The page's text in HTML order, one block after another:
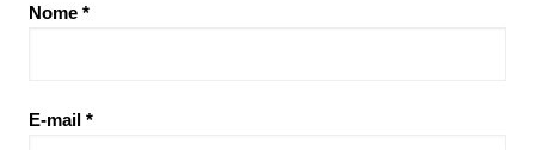
Nome *
E-mail *